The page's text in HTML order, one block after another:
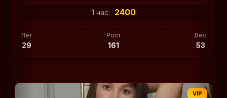
1 час: 2400
Лет
29
Рост
161
Вес
53
VIP